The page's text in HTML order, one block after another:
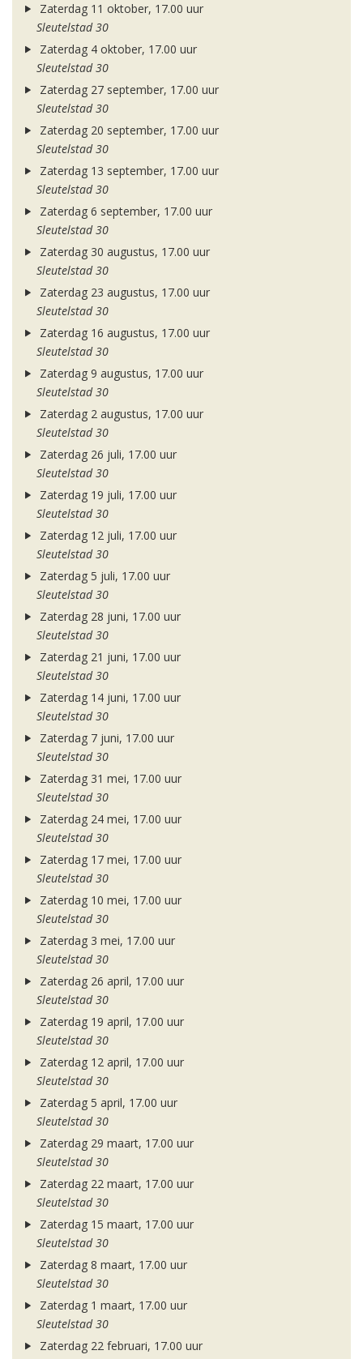
Zaterdag 11 oktober, 17.00 uur
Sleutelstad 30
Zaterdag 4 oktober, 17.00 uur
Sleutelstad 30
Zaterdag 27 september, 17.00 uur
Sleutelstad 30
Zaterdag 20 september, 17.00 uur
Sleutelstad 30
Zaterdag 13 september, 17.00 uur
Sleutelstad 30
Zaterdag 6 september, 17.00 uur
Sleutelstad 30
Zaterdag 30 augustus, 17.00 uur
Sleutelstad 30
Zaterdag 23 augustus, 17.00 uur
Sleutelstad 30
Zaterdag 16 augustus, 17.00 uur
Sleutelstad 30
Zaterdag 9 augustus, 17.00 uur
Sleutelstad 30
Zaterdag 2 augustus, 17.00 uur
Sleutelstad 30
Zaterdag 26 juli, 17.00 uur
Sleutelstad 30
Zaterdag 19 juli, 17.00 uur
Sleutelstad 30
Zaterdag 12 juli, 17.00 uur
Sleutelstad 30
Zaterdag 5 juli, 17.00 uur
Sleutelstad 30
Zaterdag 28 juni, 17.00 uur
Sleutelstad 30
Zaterdag 21 juni, 17.00 uur
Sleutelstad 30
Zaterdag 14 juni, 17.00 uur
Sleutelstad 30
Zaterdag 7 juni, 17.00 uur
Sleutelstad 30
Zaterdag 31 mei, 17.00 uur
Sleutelstad 30
Zaterdag 24 mei, 17.00 uur
Sleutelstad 30
Zaterdag 17 mei, 17.00 uur
Sleutelstad 30
Zaterdag 10 mei, 17.00 uur
Sleutelstad 30
Zaterdag 3 mei, 17.00 uur
Sleutelstad 30
Zaterdag 26 april, 17.00 uur
Sleutelstad 30
Zaterdag 19 april, 17.00 uur
Sleutelstad 30
Zaterdag 12 april, 17.00 uur
Sleutelstad 30
Zaterdag 5 april, 17.00 uur
Sleutelstad 30
Zaterdag 29 maart, 17.00 uur
Sleutelstad 30
Zaterdag 22 maart, 17.00 uur
Sleutelstad 30
Zaterdag 15 maart, 17.00 uur
Sleutelstad 30
Zaterdag 8 maart, 17.00 uur
Sleutelstad 30
Zaterdag 1 maart, 17.00 uur
Sleutelstad 30
Zaterdag 22 februari, 17.00 uur